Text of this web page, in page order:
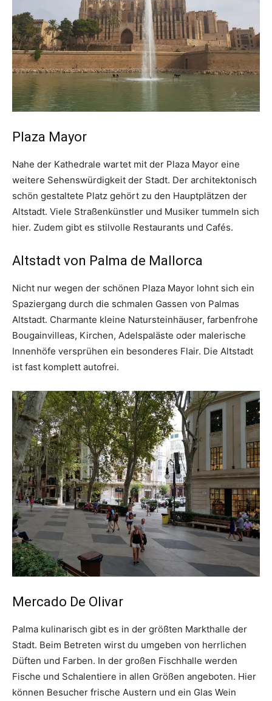
Plaza Mayor
Nahe der Kathedrale wartet mit der Plaza Mayor eine
weitere Sehenswürdigkeit der Stadt. Der architektonisch
schön gestaltete Platz gehört zu den Hauptplätzen der
Altstadt. Viele Straßenkünstler und Musiker tummeln sich
hier. Zudem gibt es stilvolle Restaurants und Cafés.
Altstadt von Palma de Mallorca
Nicht nur wegen der schönen Plaza Mayor lohnt sich ein
Spaziergang durch die schmalen Gassen von Palmas
Altstadt. Charmante kleine Natursteinhäuser, farbenfrohe
Bougainvilleas, Kirchen, Adelspaläste oder malerische
Innenhöfe versprühen ein besonderes Flair. Die Altstadt
ist fast komplett autofrei.
Mercado De Olivar
Palma kulinarisch gibt es in der größten Markthalle der
Stadt. Beim Betreten wirst du umgeben von herrlichen
Düften und Farben. In der großen Fischhalle werden
Fische und Schalentiere in allen Größen angeboten. Hier
können Besucher frische Austern und ein Glas Wein